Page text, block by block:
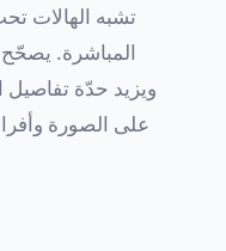
تشبه الهالات
على الصورة